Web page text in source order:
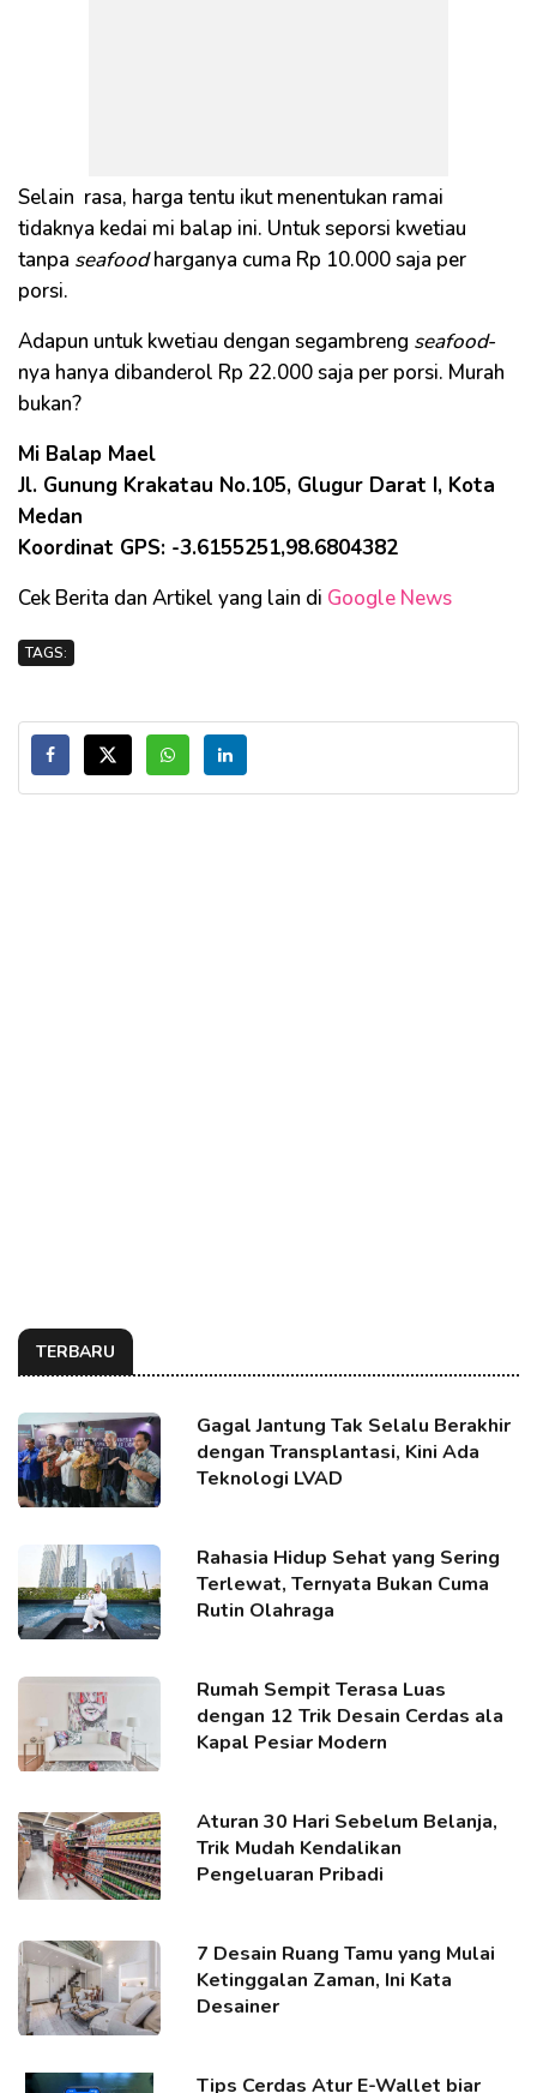
Selain rasa, harga tentu ikut menentukan ramai
tidaknya kedai mi balap ini. Untuk seporsi kwetiau
tanpa seafoodharganya cuma Rp 10.000 saja per
porsi.
Adapun untuk kwetiau dengan segambreng seafood-
nya hanya dibanderol Rp 22.000 saja per porsi. Murah
bukan?
Mi Balap Mael
Jl. Gunung Krakatau No.105, Glugur Darat I, Kota
Medan
Koordinat GPS: -3.6155251,98.6804382
Cek Berita dan Artikel yang lain di Google News
TAGS:
TERBARU
Gagal Jantung Tak Selalu Berakhir
dengan Transplantasi, Kini Ada
Teknologi LVAD
Rahasia Hidup Sehat yang Sering
Terlewat, Ternyata Bukan Cuma
Rutin Olahraga
Rumah Sempit Terasa Luas
dengan 12 Trik Desain Cerdas ala
Kapal Pesiar Modern
Aturan 30 Hari Sebelum Belanja,
Trik Mudah Kendalikan
Pengeluaran Pribadi
7 Desain Ruang Tamu yang Mulai
Ketinggalan Zaman, Ini Kata
Desainer
Tips Cerdas Atur E-Wallet biar